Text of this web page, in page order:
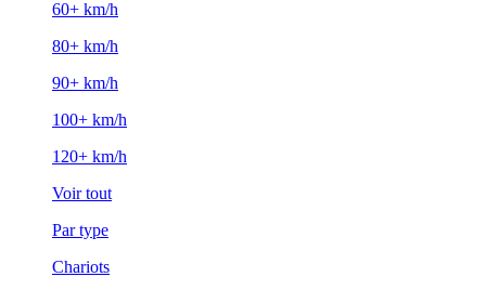
60+ km/h
80+ km/h
90+ km/h
100+ km/h
120+ km/h
Voir tout
Par type
Chariots